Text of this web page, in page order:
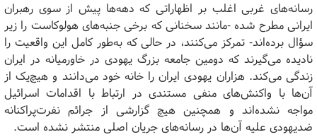
رسانه‌های غربی اغلب بر اظهاراتی که دهه‌ها پیش از سوی رهبران
ایرانی مطرح شده -مانند سخنانی که برخی جنبه‌های هولوکاست را زیر
سؤال برده‌اند- تمرکز می‌کنند، در حالی که به‌طور کامل این واقعیت را
نادیده می‌گیرند که دومین جامعه بزرگ یهودی در خاورمیانه در ایران
زندگی می‌کند. هزاران یهودی ایران را خانه خود می‌دانند و هیچ‌یک از
آن‌ها با واکنش‌های منفی مستندی در ارتباط با اقدامات اسرائیل
مواجه نشده‌اند و همچنین هیچ گزارشی از جرائم نفرت‌پراکنانه
ضدیهودی علیه آن‌ها در رسانه‌های جریان اصلی منتشر نشده است.